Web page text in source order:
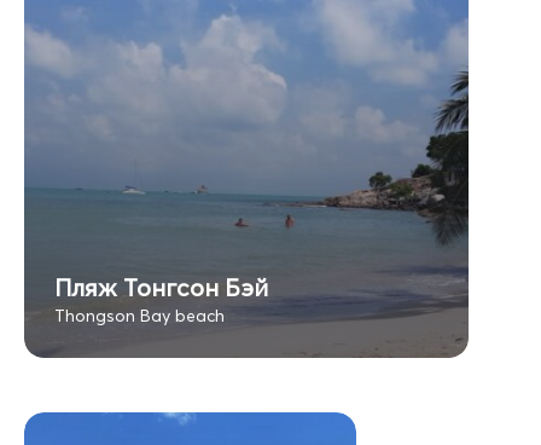
Пляж Тонгсон Бэй
Thongson Bay beach